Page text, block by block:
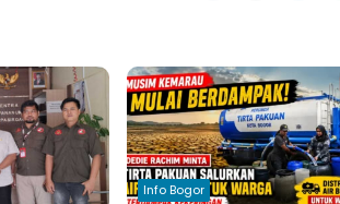
Info Bogor